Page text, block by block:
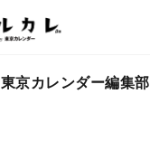
東京カレンダー編集部